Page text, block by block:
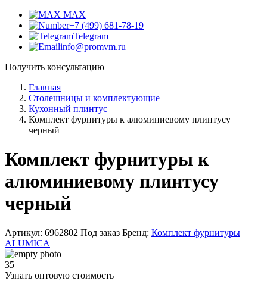
MAX
+7 (499) 681-78-19
Telegram
info@promvm.ru
Получить консультацию
Главная
Столешницы и комплектующие
Кухонный плинтус
Комплект фурнитуры к алюминиевому плинтусу
черный
Комплект фурнитуры к
алюминиевому плинтусу
черный
Артикул: 6962802 Под заказ Бренд: Комплект фурнитуры
ALUMICA
35
Узнать оптовую стоимость